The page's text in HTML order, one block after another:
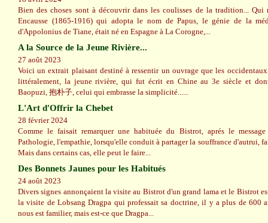
Bien des choses sont à découvrir dans les coulisses de la tradition... Qui
Encausse (1865-1916) qui adopta le nom de Papus, le génie de la
d'Appolonius de Tiane, était né en Espagne à La Corogne,...
A la Source de la Jeune Rivière...
27 août 2023
Voici un extrait plaisant destiné à ressentir un ouvrage que les
littéralement, la jeune rivière, qui fut écrit en Chine au 3e siècle et
Baopuzi, 抱朴子, celui qui embrasse la simplicité......
L'Art d'Offrir la Chebet
28 février 2024
Comme le faisait remarquer une habituée du Bistrot, aprés le
Pathologie, l'empathie, lorsqu'elle conduit à partager la souffrance d'autrui,
Mais dans certains cas, elle peut le faire...
Des Bonnets Jaunes pour les Habitués
24 août 2023
Divers signes annonçaient la visite au Bistrot d'un grand lama et le Bistrot
la visite de Lobsang Dragpa qui professait sa doctrine, il y a plus de 600
nous est familier, mais est-ce que Dragpa...